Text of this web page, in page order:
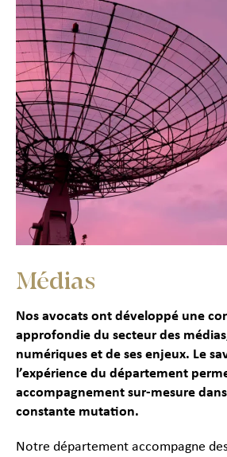
Médias
Nos avocats ont développé une
approfondie du secteur des
numériques et de ses enjeux. Le
l’expérience du département
accompagnement sur-mesure
constante mutation.
Notre département accompagne